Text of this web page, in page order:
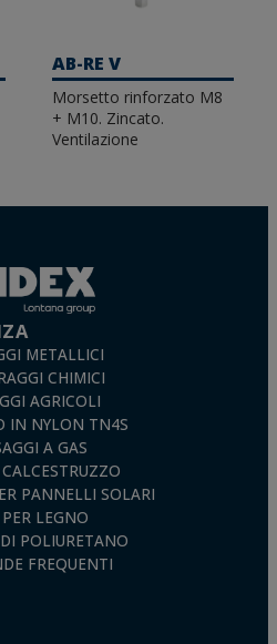
particolarmente indicate
AB-RE V
Morsetto rinforzato M8
+ M10. Zincato.
Ventilazione
METALLICI
CHIMICI
AGRICOLI
IN NYLON TN4S
A GAS
PANNELLI SOLARI
LEGNO
POLIURETANO
FREQUENTI